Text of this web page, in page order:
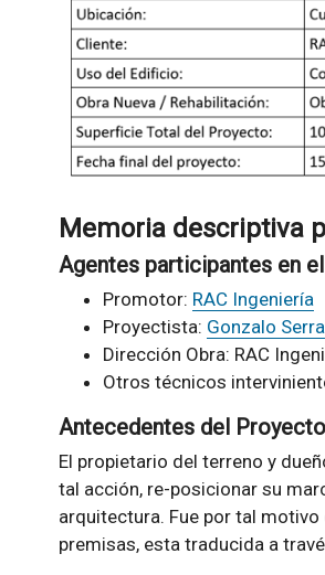
Memoria descriptiva
Agentes participantes en
Promotor: RAC Ingeniería
Proyectista: Gonzalo Serra
Dirección Obra: RAC
Otros técnicos
Antecedentes del Proyecto
El propietario del terreno y
tal acción, re-posicionar su
arquitectura. Fue por tal
premisas, esta traducida a